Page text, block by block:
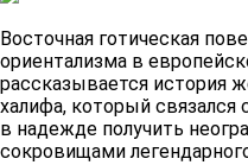
Восточная готическая
ориентализма в
рассказывается история
халифа, который
в надежде получить
сокровищами